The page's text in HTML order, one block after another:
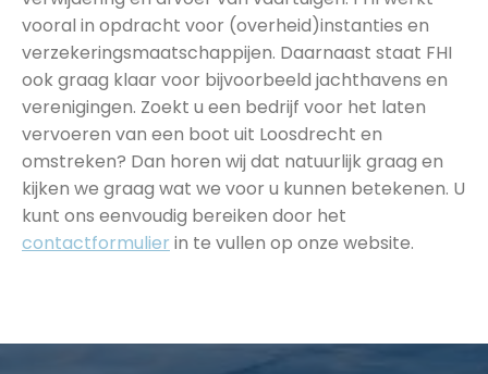
vooral in opdracht voor (overheid)instanties en
verzekeringsmaatschappijen. Daarnaast staat FHI
ook graag klaar voor bijvoorbeeld jachthavens en
verenigingen. Zoekt u een bedrijf voor het laten
vervoeren van een boot uit Loosdrecht en
omstreken? Dan horen wij dat natuurlijk graag en
kijken we graag wat we voor u kunnen betekenen. U
kunt ons eenvoudig bereiken door het
contactformulier in te vullen op onze website.